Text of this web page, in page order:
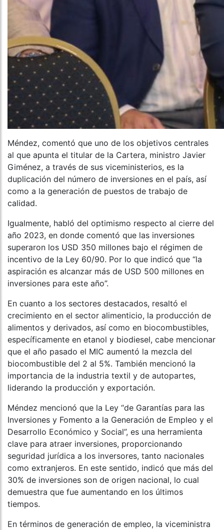
Méndez, comentó que uno de los objetivos centrales
al que apunta el titular de la Cartera, ministro Javier
Giménez, a través de sus viceministerios, es la
duplicación del número de inversiones en el país, así
como a la generación de puestos de trabajo de
calidad.
Igualmente, habló del optimismo respecto al cierre del
año 2023, en donde comentó que las inversiones
superaron los USD 350 millones bajo el régimen de
incentivo de la Ley 60/90. Por lo que indicó que “la
aspiración es alcanzar más de USD 500 millones en
inversiones para este año”.
En cuanto a los sectores destacados, resaltó el
crecimiento en el sector alimenticio, la producción de
alimentos y derivados, así como en biocombustibles,
específicamente en etanol y biodiesel, cabe mencionar
que el año pasado el MIC aumentó la mezcla del
biocombustible del 2 al 5%. También mencionó la
importancia de la industria textil y de autopartes,
liderando la producción y exportación.
Méndez mencionó que la Ley “de Garantías para las
Inversiones y Fomento a la Generación de Empleo y el
Desarrollo Económico y Social”, es una herramienta
clave para atraer inversiones, proporcionando
seguridad jurídica a los inversores, tanto nacionales
como extranjeros. En este sentido, indicó que más del
30% de inversiones son de origen nacional, lo cual
demuestra que fue aumentando en los últimos
tiempos.
En términos de generación de empleo, la viceministra